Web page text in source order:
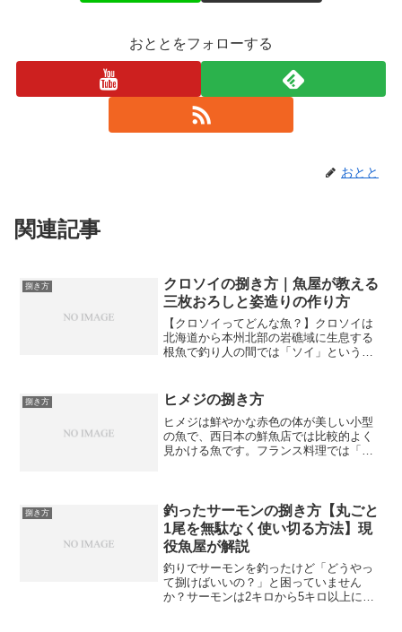
おととをフォローする
おとと
関連記事
捌き方
クロソイの捌き方｜魚屋が教える
三枚おろしと姿造りの作り方
【クロソイってどんな魚？】クロソイは
北海道から本州北部の岩礁域に生息する
根魚で釣り人の間では「ソイ」という名
同じソイの仲間にキツネメバルやシマゾ
イなどがいますがクロソイ...
捌き方 ヒメジの捌き方
ヒメジは鮮やかな赤色の体が美しい小型
の魚で、西日本の鮮魚店では比較的よく
見かける魚です。フランス料理では「ル
すく、味も非常に美味しい...
捌き方
釣ったサーモンの捌き方【丸ごと
1尾を無駄なく使い切る方法】現
役魚屋が解説
釣りでサーモンを釣ったけど「どうやっ
て捌けばいいの？」と困っていません
か？サーモンは2キロから5キロ以上にな